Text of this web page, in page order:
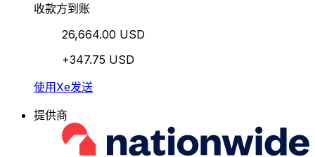
收款方到账
26,664.00 USD
+347.75 USD
使用Xe发送
提供商